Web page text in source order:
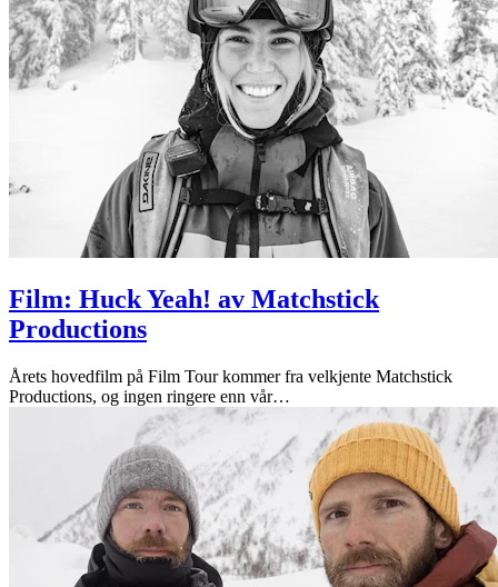
Film: Huck Yeah! av Matchstick
Productions
Årets hovedfilm på Film Tour kommer fra velkjente Matchstick
Productions, og ingen ringere enn vår…